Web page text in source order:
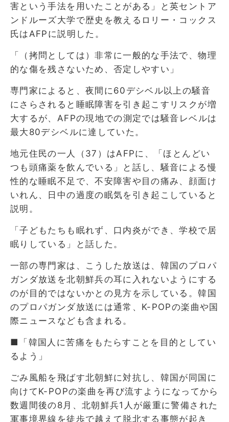
害という手法を用いたことがある」と英セントア
ンドルーズ大学で歴史を教えるロリー・コックス
氏はAFPに説明した。
「（拷問としては）非常に一般的な手法で、物理
的な傷を残さないため、否定しやすい」
専門家によると、夜間に60デシベル以上の騒音
にさらされると睡眠障害を引き起こすリスクが増
大するが、AFPの現地での測定では騒音レベルは
最大80デシベルに達していた。
地元住民の一人（37）はAFPに、「ほとんどい
つも頭痛薬を飲んでいる」と話し、騒音による慢
性的な睡眠不足で、不安障害や目の痛み、顔面け
いれん、日中の過度の眠気を引き起こしていると
説明。
「子どもたちも眠れず、口内炎ができ、学校で居
眠りしている」と話した。
一部の専門家は、こうした放送は、韓国のプロパ
ガンダ放送を北朝鮮兵の耳に入れないようにする
のが目的ではないかとの見方を示している。韓国
のプロパガンダ放送には通常、K-POPの楽曲や国
際ニュースなども含まれる。
■「韓国人に苦痛をもたらすことを目的としてい
るよう」
ごみ風船を飛ばす北朝鮮に対抗し、韓国が同国に
向けてK-POPの楽曲を再び流すようになってから
数週間後の8月、北朝鮮兵1人が厳重に警備された
軍事境界線を徒歩で越えて脱北する事態が起き